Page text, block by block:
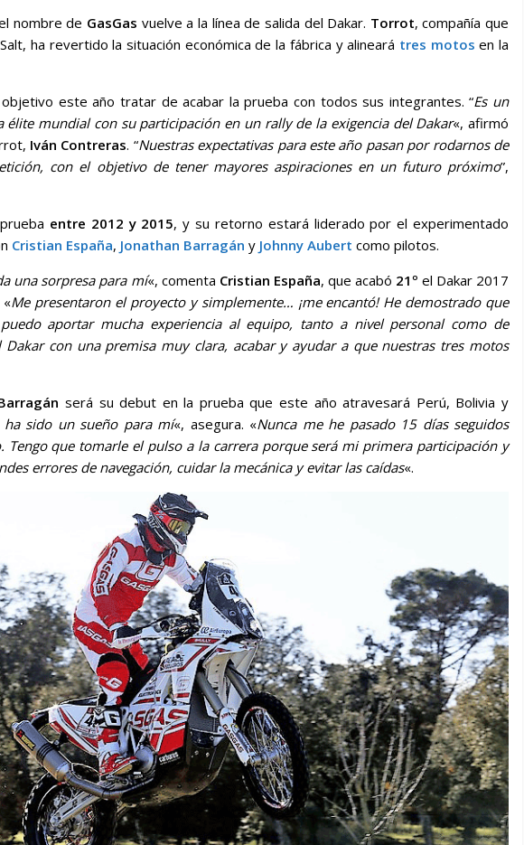
nombre de GasGas vuelve a la línea de salida del Dakar. Torrot, compañía que
ha revertido la situación económica de la fábrica y alineará tres motos en la
este año tratar de acabar la prueba con todos sus integrantes. “Es un
élite mundial con su participación en un rally de la exigencia del Dakar«, afirmó
Iván Contreras. “Nuestras expectativas para este año pasan por rodarnos de
con el objetivo de tener mayores aspiraciones en un futuro próximo”,
entre 2012 y 2015, y su retorno estará liderado por el experimentado
Cristian España, Jonathan Barragán y Johnny Aubert como pilotos.
una sorpresa para mí«, comenta Cristian España, que acabó 21º el Dakar 2017
«Me presentaron el proyecto y simplemente… ¡me encantó! He demostrado que
aportar mucha experiencia al equipo, tanto a nivel personal como de
Dakar con una premisa muy clara, acabar y ayudar a que nuestras tres motos
será su debut en la prueba que este año atravesará Perú, Bolivia y
ha sido un sueño para mí«, asegura. «Nunca me he pasado 15 días seguidos
Tengo que tomarle el pulso a la carrera porque será mi primera participación y
errores de navegación, cuidar la mecánica y evitar las caídas«.